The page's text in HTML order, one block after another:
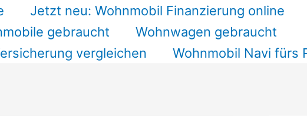
Jetzt neu: Wohnmobil Finanzierung online
gebraucht
Wohnwagen gebraucht
vergleichen
Wohnmobil Navi fürs